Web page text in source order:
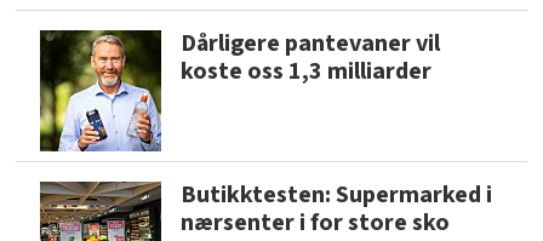
Dårligere pantevaner vil
koste oss 1,3 milliarder
Butikktesten: Supermarked i
nærsenter i for store sko